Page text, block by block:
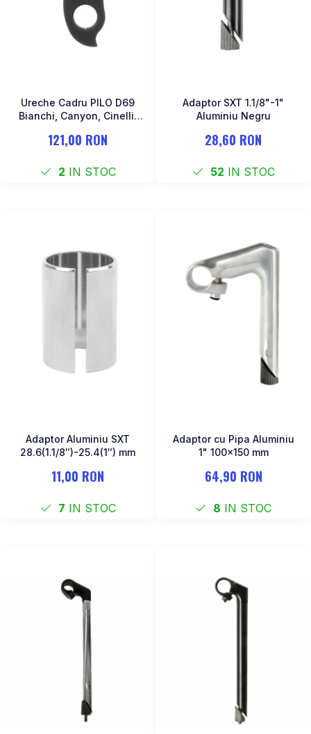
Ureche Cadru PILO D69
Bianchi, Canyon, Cinelli,
Stevens, Vitus…
121,00 RON
2 IN STOC
Adaptor SXT 1.1/8"-1"
Aluminiu Negru
28,60 RON
52 IN STOC
Adaptor Aluminiu SXT
28.6(1.1/8″)-25.4(1″) mm
11,00 RON
7 IN STOC
Adaptor cu Pipa Aluminiu
1" 100x150 mm
64,90 RON
8 IN STOC